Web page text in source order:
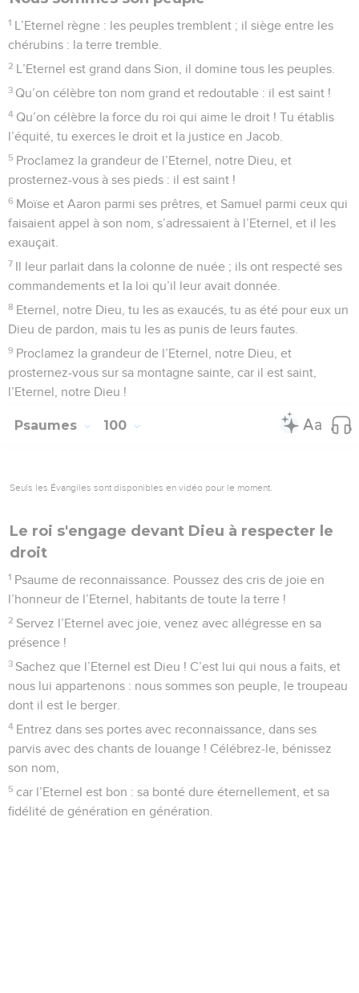
1 L’Eternel règne : les peuples tremblent ; il siège entre les
chérubins : la terre tremble.
2 L’Eternel est grand dans Sion, il domine tous les peuples.
3 Qu’on célèbre ton nom grand et redoutable : il est saint !
4 Qu’on célèbre la force du roi qui aime le droit ! Tu établis
l’équité, tu exerces le droit et la justice en Jacob.
5 Proclamez la grandeur de l’Eternel, notre Dieu, et
prosternez-vous à ses pieds : il est saint !
6 Moïse et Aaron parmi ses prêtres, et Samuel parmi ceux qui
faisaient appel à son nom, s’adressaient à l’Eternel, et il les
exauçait.
7 Il leur parlait dans la colonne de nuée ; ils ont respecté ses
commandements et la loi qu’il leur avait donnée.
8 Eternel, notre Dieu, tu les as exaucés, tu as été pour eux un
Dieu de pardon, mais tu les as punis de leurs fautes.
9 Proclamez la grandeur de l’Eternel, notre Dieu, et
prosternez-vous sur sa montagne sainte, car il est saint,
l’Eternel, notre Dieu !
Psaumes 100
Seuls les Évangiles sont disponibles en vidéo pour le moment.
Le roi s'engage devant Dieu à respecter le
droit
1 Psaume de reconnaissance. Poussez des cris de joie en
l’honneur de l’Eternel, habitants de toute la terre !
2 Servez l’Eternel avec joie, venez avec allégresse en sa
présence !
3 Sachez que l’Eternel est Dieu ! C’est lui qui nous a faits, et
nous lui appartenons : nous sommes son peuple, le troupeau
dont il est le berger.
4 Entrez dans ses portes avec reconnaissance, dans ses
parvis avec des chants de louange ! Célébrez-le, bénissez
son nom,
5 car l’Eternel est bon : sa bonté dure éternellement, et sa
fidélité de génération en génération.